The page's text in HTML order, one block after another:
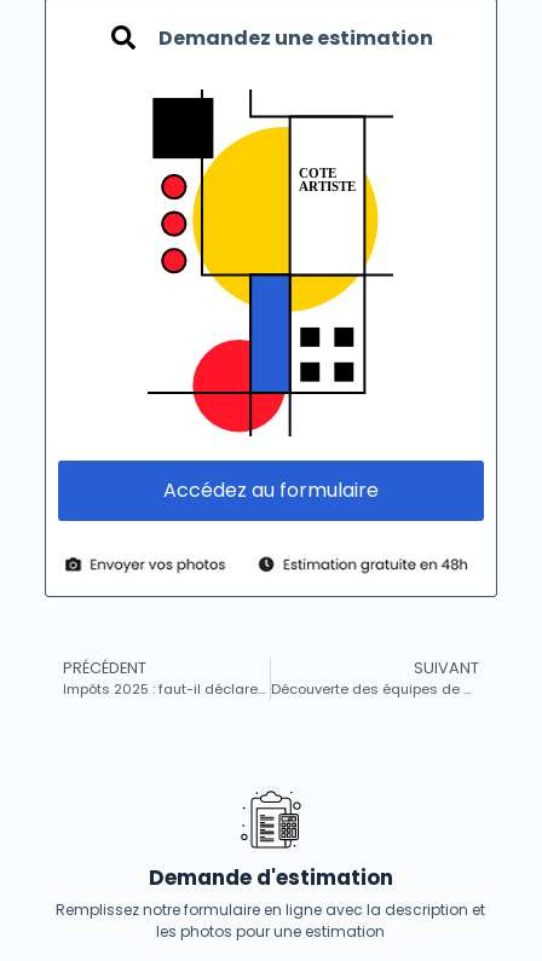
Demandez une estimation
Accédez au formulaire
PRÉCÉDENT
Impôts 2025 : faut-il déclarer vos revenus sur Vinted et Le Bon Coin ?
SUIVANT
Découverte des équipes de Formule 1 et de l’Académie : tout ce qu’il faut savoir avant d’explorer les objets de collection LEGO F1
Demande d'estimation
Remplissez notre formulaire en ligne avec la description et
les photos pour une estimation